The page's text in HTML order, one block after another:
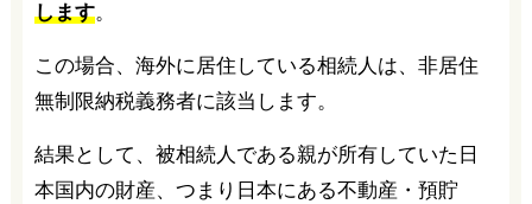
します。
この場合、海外に居住している相続人は、非居住
無制限納税義務者に該当します。
結果として、被相続人である親が所有していた日
本国内の財産、つまり日本にある不動産・預貯